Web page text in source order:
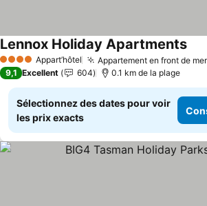
4 Étoiles Appart’hôtel Appartement en front de mer
Lennox Holiday Apartments
9,1 Excellent 604 0.1 km de la plage
Sélectionnez des dates pour voir
les prix exacts